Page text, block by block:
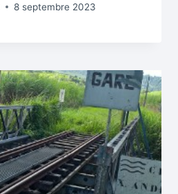
8 septembre 2023